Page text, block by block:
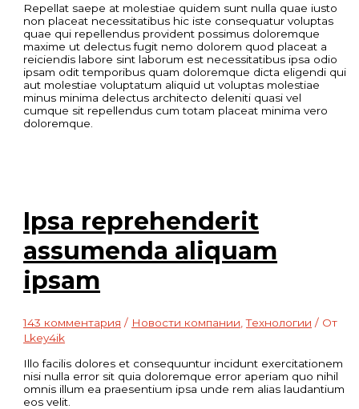
Repellat saepe at molestiae quidem sunt nulla quae iusto
non placeat necessitatibus hic iste consequatur voluptas
quae qui repellendus provident possimus doloremque
maxime ut delectus fugit nemo dolorem quod placeat a
reiciendis labore sint laborum est necessitatibus ipsa odio
ipsam odit temporibus quam doloremque dicta eligendi qui
aut molestiae voluptatum aliquid ut voluptas molestiae
minus minima delectus architecto deleniti quasi vel
cumque sit repellendus cum totam placeat minima vero
doloremque.
Ipsa reprehenderit
assumenda aliquam
ipsam
143 комментария / Новости компании ,Технологии / От
Lkey4ik
Illo facilis dolores et consequuntur incidunt exercitationem
nisi nulla error sit quia doloremque error aperiam quo nihil
omnis illum ea praesentium ipsa unde rem alias laudantium
eos velit.